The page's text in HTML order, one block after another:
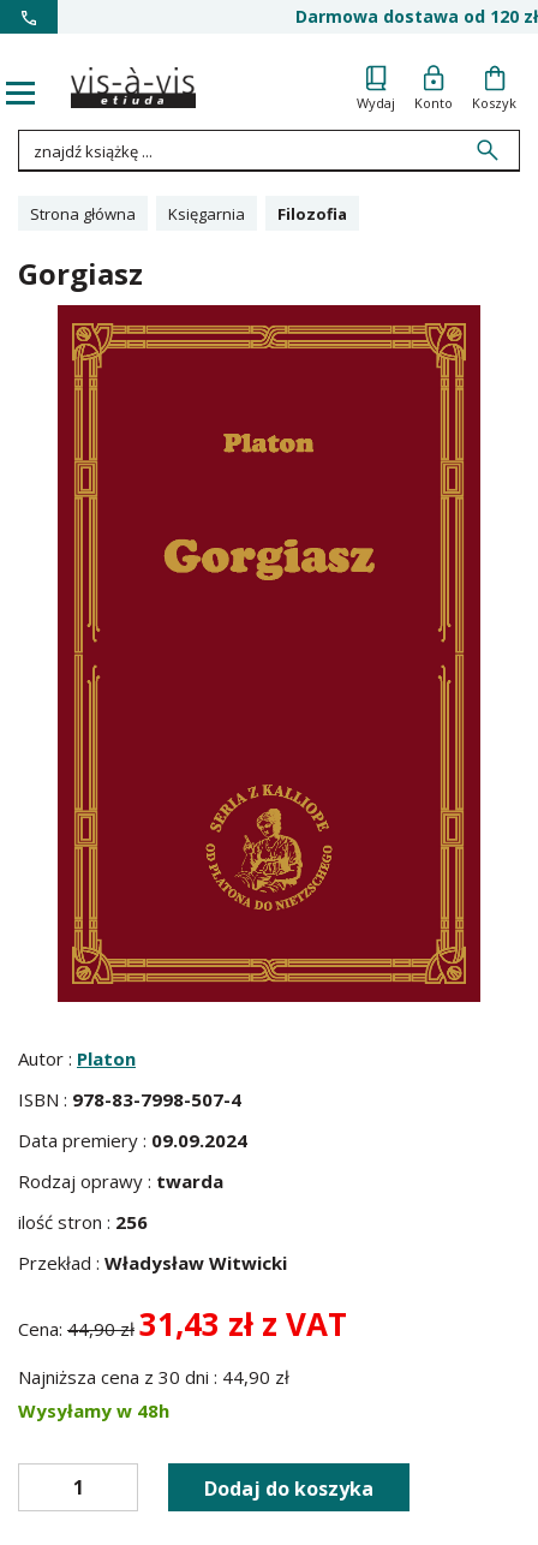
Darmowa dostawa od 120 zł
Wydaj Konto Koszyk
Strona główna Księgarnia Filozofia
Gorgiasz
Autor : Platon
ISBN : 978-83-7998-507-4
Data premiery : 09.09.2024
Rodzaj oprawy : twarda
ilość stron : 256
Przekład : Władysław Witwicki
Cena: 44,90 zł 31,43 zł z VAT
Najniższa cena z 30 dni : 44,90 zł
Wysyłamy w 48h
Dodaj do koszyka